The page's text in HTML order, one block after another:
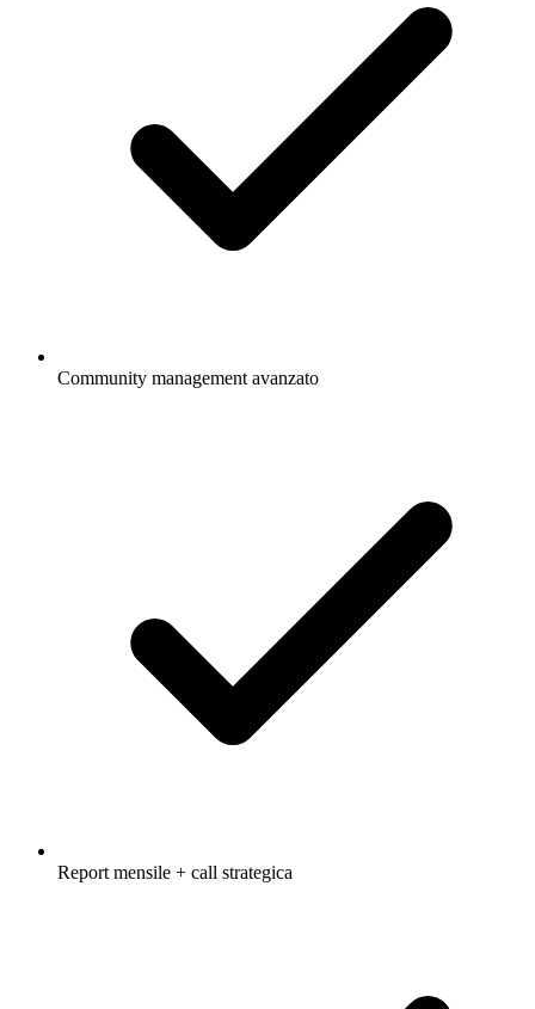
Community management avanzato
Report mensile + call strategica